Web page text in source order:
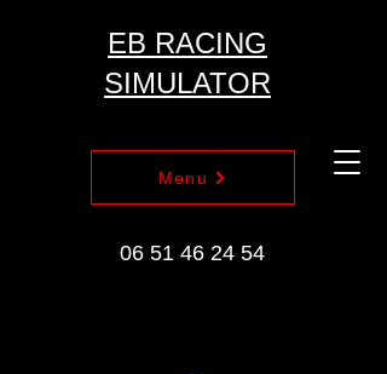
EB RACING
SIMULATOR
06 51 46 24 54
Menu